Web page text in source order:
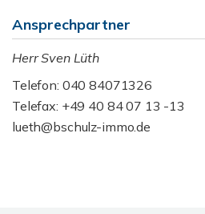
Ansprechpartner
Herr Sven Lüth
Telefon: 040 84071326
Telefax: +49 40 84 07 13 -13
lueth@bschulz-immo.de